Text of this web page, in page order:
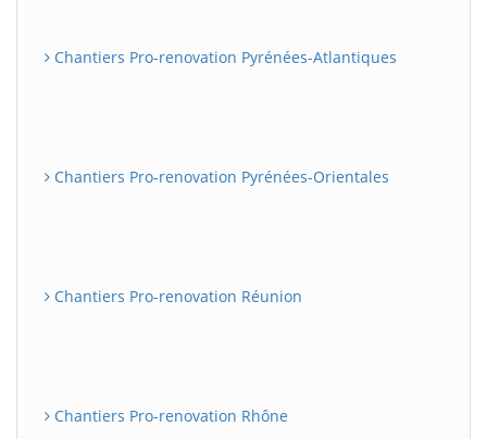
Chantiers Pro-renovation Pyrénées-Atlantiques
Chantiers Pro-renovation Pyrénées-Orientales
Chantiers Pro-renovation Réunion
Chantiers Pro-renovation Rhône